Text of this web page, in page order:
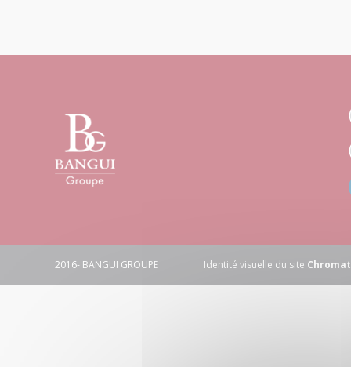
2016- BANGUI GROUPE Identité visuelle du site